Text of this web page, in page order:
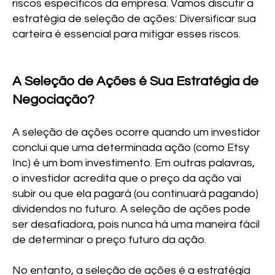
riscos específicos da empresa. Vamos discutir a
estratégia de seleção de ações: Diversificar sua
carteira é essencial para mitigar esses riscos.
A Seleção de Ações é Sua Estratégia de
Negociação?
A seleção de ações ocorre quando um investidor
conclui que uma determinada ação (como Etsy
Inc) é um bom investimento. Em outras palavras,
o investidor acredita que o preço da ação vai
subir ou que ela pagará (ou continuará pagando)
dividendos no futuro. A seleção de ações pode
ser desafiadora, pois nunca há uma maneira fácil
de determinar o preço futuro da ação.
No entanto, a seleção de ações é a estratégia